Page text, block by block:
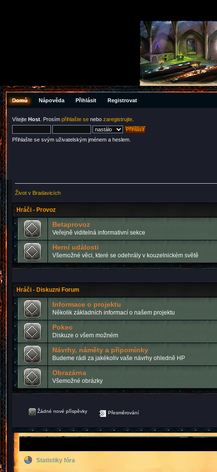
Domů Nápověda Přihlásit Registrovat
Vítejte Host . Prosím přihlašte se nebo zaregistrujte
Přihlašte se svým uživatelským jménem a heslem.
Život v Bradavicích
Hráči - Provoz
Betaprovoz
Veřejně viditelná informativní sekce
Herní události
Všemožné věci, které se odehrály v kouzelnickém světě
Hráči - Diskuzni Forum
Informace o projektu
Několik základních informací o našem projektu
Pokec
Diskuze o všem možném
Návrhy, náměty a připomínky
Budeme rádi za jakékoliv vaše návrhy ohledně HP
Obrazárna
Všemožné obrázky
Žádné nové příspěvky Přesměrování
Statistiky fóra